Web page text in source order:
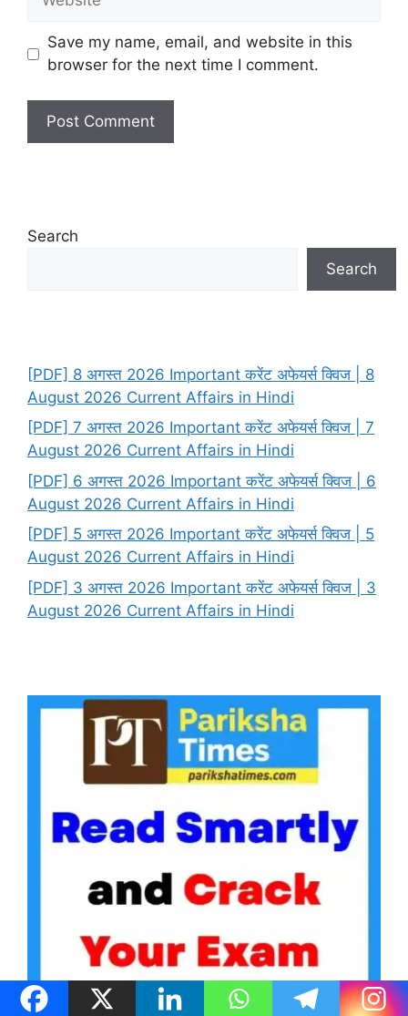
Save my name, email, and website in this
browser for the next time I comment.
Search
Search
[PDF] 8 अगस्त 2026 Important करेंट अफेयर्स क्विज | 8
August 2026 Current Affairs in Hindi
[PDF] 7 अगस्त 2026 Important करेंट अफेयर्स क्विज | 7
August 2026 Current Affairs in Hindi
[PDF] 6 अगस्त 2026 Important करेंट अफेयर्स क्विज | 6
August 2026 Current Affairs in Hindi
[PDF] 5 अगस्त 2026 Important करेंट अफेयर्स क्विज | 5
August 2026 Current Affairs in Hindi
[PDF] 3 अगस्त 2026 Important करेंट अफेयर्स क्विज | 3
August 2026 Current Affairs in Hindi